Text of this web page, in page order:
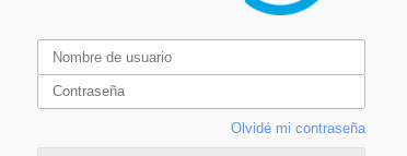
Olvidé mi contraseña